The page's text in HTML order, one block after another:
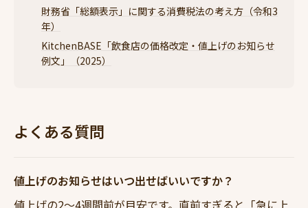
財務省「総額表示」に関する消費税法の考え方（令和3
年）
KitchenBASE「飲食店の価格改定・値上げのお知らせ
例文」（2025）
よくある質問
値上げのお知らせはいつ出せばいいですか？
値上げの2〜4週間前が目安です。直前すぎると「急に上